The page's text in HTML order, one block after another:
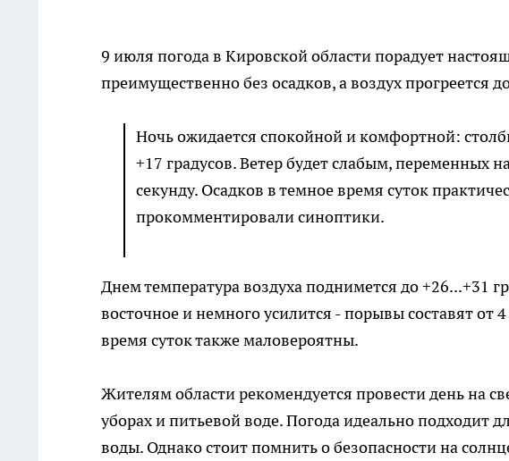
9 июля погода в Кировской области порадует
преимущественно без осадков, а воздух прогреется
Ночь ожидается спокойной и комфортной:
+17 градусов. Ветер будет слабым, переменных
секунду. Осадков в темное время суток
прокомментировали синоптики.
Днем температура воздуха поднимется до +26...+31
восточное и немного усилится - порывы составят от
время суток также маловероятны.
Жителям области рекомендуется провести день на
уборах и питьевой воде. Погода идеально подходит
воды. Однако стоит помнить о безопасности на